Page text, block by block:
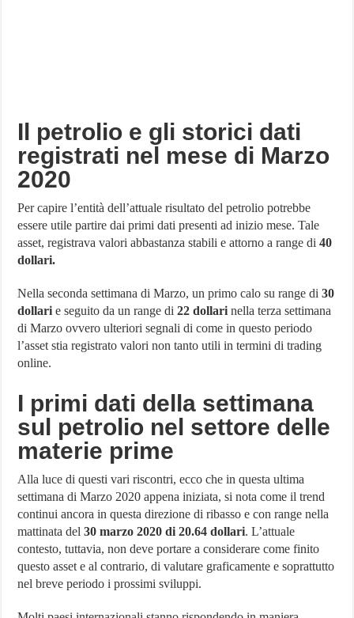
Il petrolio e gli storici dati
registrati nel mese di Marzo
2020
Per capire l’entità dell’attuale risultato del petrolio potrebbe
essere utile partire dai primi dati presenti ad inizio mese. Tale
asset, registrava valori abbastanza stabili e attorno a range di40
dollari.
Nella seconda settimana di Marzo, un primo calo su range di30
dollari e seguito da un range di22 dollari nella terza settimana
di Marzo ovvero ulteriori segnali di come in questo periodo
l’asset stia registrato valori non tanto utili in termini di trading
online.
I primi dati della settimana
sul petrolio nel settore delle
materie prime
Alla luce di questi vari riscontri, ecco che in questa ultima
settimana di Marzo 2020 appena iniziata, si nota come il trend
continui ancora in questa direzione di ribasso e con range nella
mattinata del30 marzo 2020 di 20.64 dollari. L’attuale
contesto, tuttavia, non deve portare a considerare come finito
questo asset e al contrario, di valutare graficamente e soprattutto
nel breve periodo i prossimi sviluppi.